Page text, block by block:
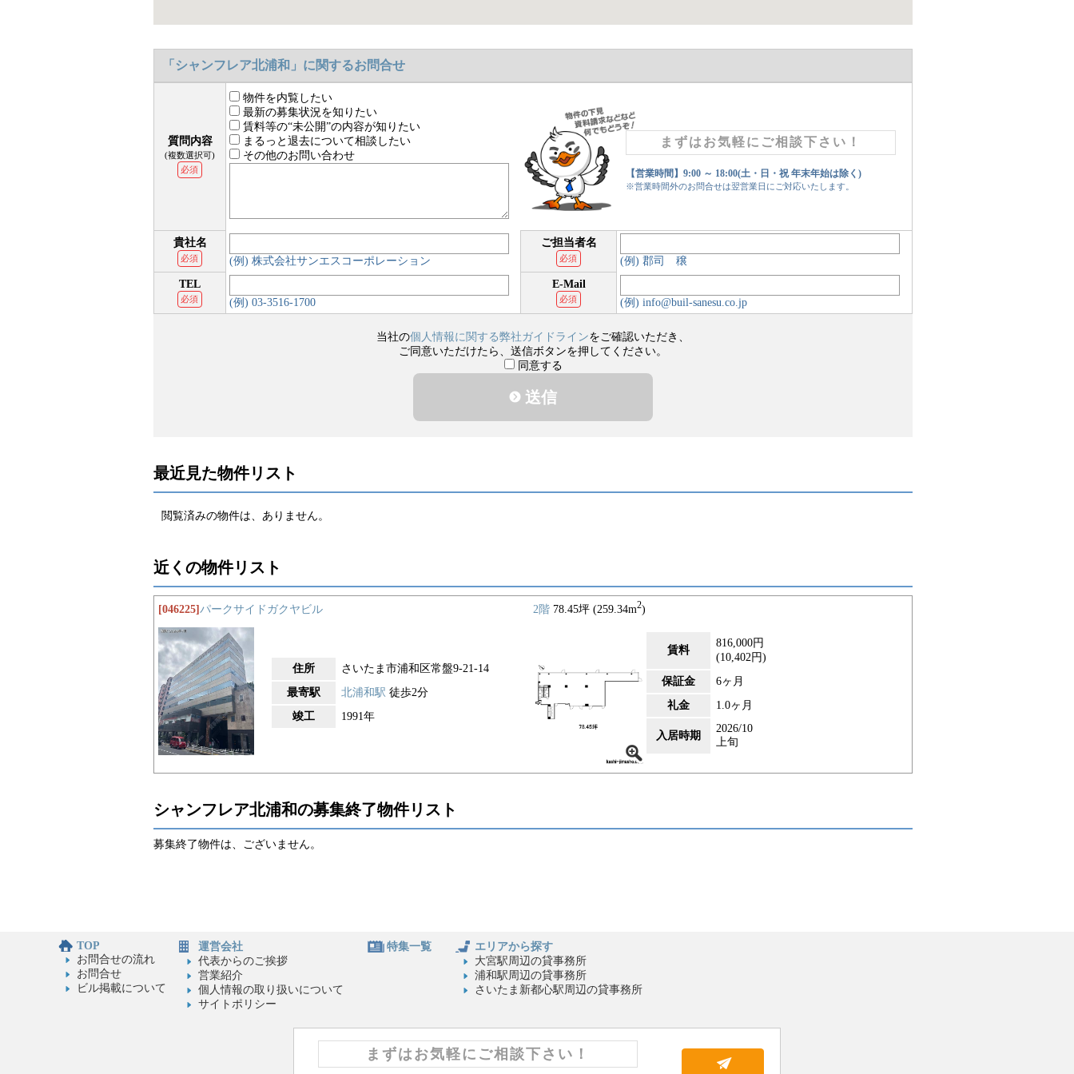
「シャンフレア北浦和」に関するお問合せ
質問内容
(複数選択可)
必須
物件を内覧したい
最新の募集状況を知りたい
賃料等の“未公開”の内容が知りたい
まるっと退去について相談したい
その他のお問い合わせ
まずはお気軽にご相談下さい！
【営業時間】9:00 ～ 18:00(土・日・祝 年末年始は除く)
※営業時間外のお問合せは翌営業日にご対応いたします。
貴社名
必須 (例) 株式会社サンエスコーポレーション
ご担当者名
必須
(例) 郡司 穣
TEL
必須 (例) 03-3516-1700
E-Mail
必須 (例) info@buil-sanesu.co.jp
当社の個人情報に関する弊社ガイドラインをご確認いただき、
ご同意いただけたら、送信ボタンを押してください。
同意する
送信
最近見た物件リスト
閲覧済みの物件は、ありません。
近くの物件リスト
[046225]パークサイドガクヤビル 2階 78.45坪 (259.34m2)
住所
さいたま市浦和区常盤9-21-14
最寄駅
北浦和駅 徒歩2分
竣工
1991年
賃料
816,000円
(10,402円)
保証金
6ヶ月
礼金
1.0ヶ月
入居時期
2026/10
上旬
シャンフレア北浦和の募集終了物件リスト
募集終了物件は、ございません。
TOP
お問合せの流れ
お問合せ
ビル掲載について
運営会社
代表からのご挨拶
営業紹介
個人情報の取り扱いについて
サイトポリシー
特集一覧
エリアから探す
大宮駅周辺の貸事務所
浦和駅周辺の貸事務所
さいたま新都心駅周辺の貸事務所
まずはお気軽にご相談下さい！